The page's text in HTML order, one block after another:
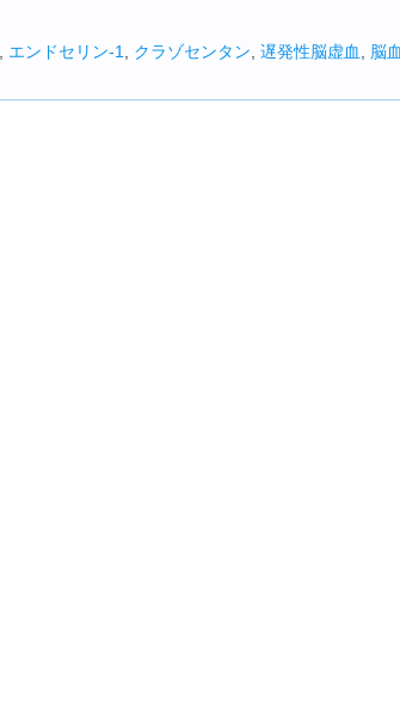
エンドセリン-1 クラゾセンタン 遅発性脳虚血
脳